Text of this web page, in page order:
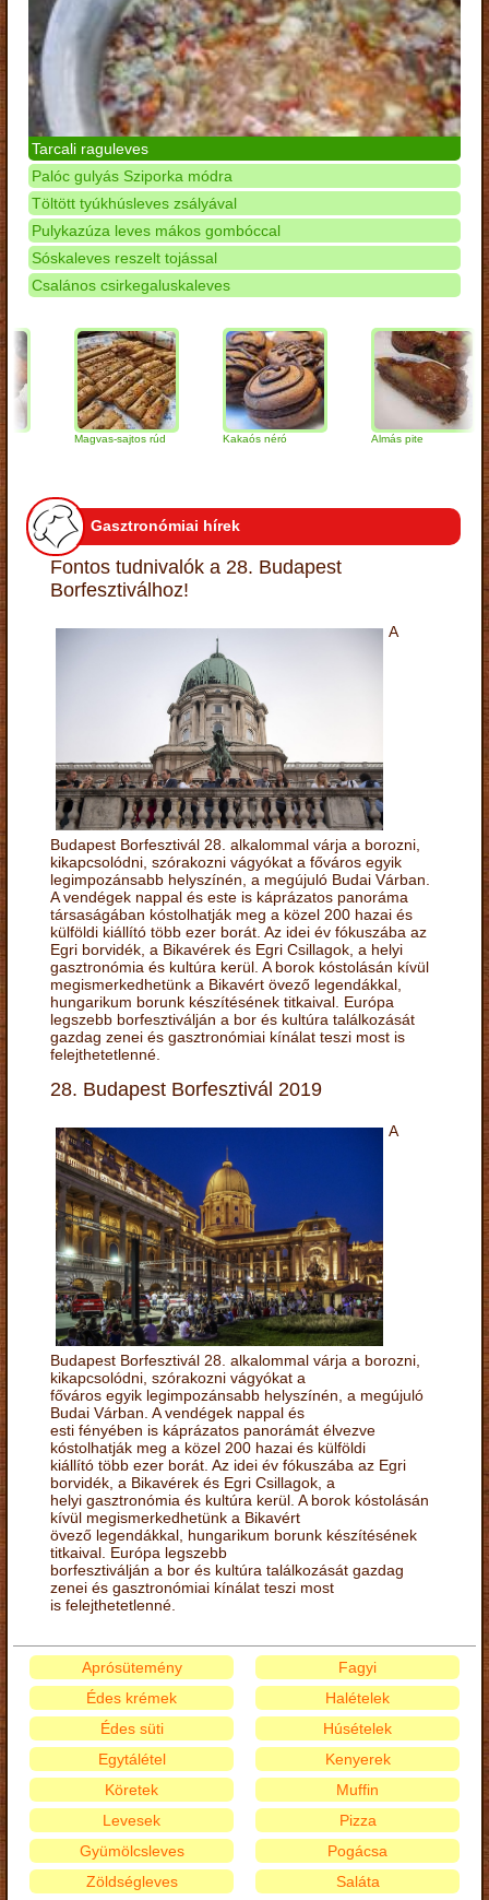
Tarcali raguleves
Palóc gulyás Sziporka módra
Töltött tyúkhúsleves zsályával
Pulykazúza leves mákos gombóccal
Sóskaleves reszelt tojással
Csalános csirkegaluskaleves
Magvas-sajtos rúd Kakaós néró Almás pite
Gasztronómiai hírek
Fontos tudnivalók a 28. Budapest
Borfesztiválhoz!
A
Budapest Borfesztivál 28. alkalommal várja a borozni,
kikapcsolódni, szórakozni vágyókat a főváros egyik
legimpozánsabb helyszínén, a megújuló Budai Várban.
A vendégek nappal és este is káprázatos panoráma
társaságában kóstolhatják meg a közel 200 hazai és
külföldi kiállító több ezer borát. Az idei év fókuszába az
Egri borvidék, a Bikavérek és Egri Csillagok, a helyi
gasztronómia és kultúra kerül. A borok kóstolásán kívül
megismerkedhetünk a Bikavért övező legendákkal,
hungarikum borunk készítésének titkaival. Európa
legszebb borfesztiválján a bor és kultúra találkozását
gazdag zenei és gasztronómiai kínálat teszi most is
felejthetetlenné.
28. Budapest Borfesztivál 2019
A
Budapest Borfesztivál 28. alkalommal várja a borozni,
kikapcsolódni, szórakozni vágyókat a
főváros egyik legimpozánsabb helyszínén, a megújuló
Budai Várban. A vendégek nappal és
esti fényében is káprázatos panorámát élvezve
kóstolhatják meg a közel 200 hazai és külföldi
kiállító több ezer borát. Az idei év fókuszába az Egri
borvidék, a Bikavérek és Egri Csillagok, a
helyi gasztronómia és kultúra kerül. A borok kóstolásán
kívül megismerkedhetünk a Bikavért
övező legendákkal, hungarikum borunk készítésének
titkaival. Európa legszebb
borfesztiválján a bor és kultúra találkozását gazdag
zenei és gasztronómiai kínálat teszi most
is felejthetetlenné.
Aprósütemény
Édes krémek
Édes süti
Egytálétel
Fagyi
Halételek
Húsételek
Kenyerek
Köretek
Levesek
Gyümölcsleves
Zöldségleves
Muffin
Pizza
Pogácsa
Saláta